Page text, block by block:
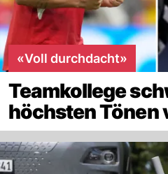
«Voll durchdacht»
Teamkollege
höchsten Tönen